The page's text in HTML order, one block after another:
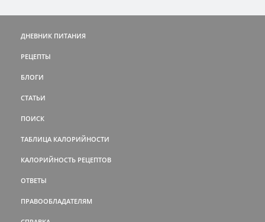
ДНЕВНИК ПИТАНИЯ
РЕЦЕПТЫ
БЛОГИ
СТАТЬИ
ПОИСК
ТАБЛИЦА КАЛОРИЙНОСТИ
КАЛОРИЙНОСТЬ РЕЦЕПТОВ
ОТВЕТЫ
ПРАВООБЛАДАТЕЛЯМ